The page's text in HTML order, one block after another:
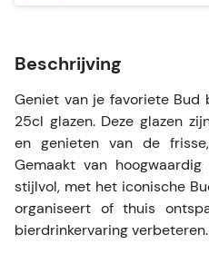
Beschrijving
Geniet van je favoriete
25cl glazen. Deze glazen
en genieten van de
Gemaakt van
stijlvol, met het iconische
organiseert of thuis
bierdrinkervaring verbeteren.